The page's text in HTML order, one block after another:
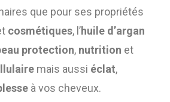
que pour ses propriétés
cosmétiques, l’huile d’argan
protection, nutrition et
mais aussi éclat,
à vos cheveux.